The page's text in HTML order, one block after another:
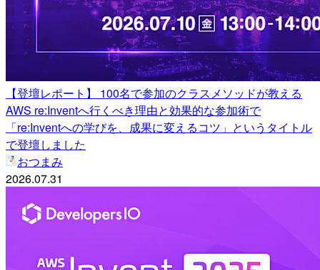
【登壇レポート】 100名で参加のクラスメソッドが教える
AWS re:Inventへ行くべき理由と効果的な参加術で
「re:Inventへの学びを、成果に変えるコツ」というタイトル
で登壇しました
おつまみ
2026.07.31